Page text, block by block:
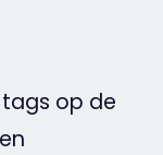
tags op de